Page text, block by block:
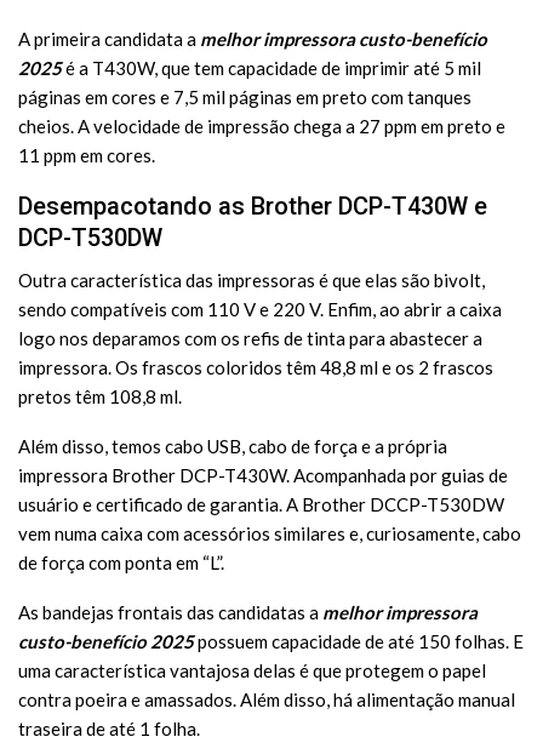
A primeira candidata a melhor impressora custo-benefício
2025é a T430W, que tem capacidade de imprimir até 5 mil
páginas em cores e 7,5 mil páginas em preto com tanques
cheios. A velocidade de impressão chega a 27 ppm em preto e
11 ppm em cores.
Desempacotando as Brother DCP-T430W e
DCP-T530DW
Outra característica das impressoras é que elas são bivolt,
sendo compatíveis com 110 V e 220 V. Enfim, ao abrir a caixa
logo nos deparamos com os refis de tinta para abastecer a
impressora. Os frascos coloridos têm 48,8 ml e os 2 frascos
pretos têm 108,8 ml.
Além disso, temos cabo USB, cabo de força e a própria
impressora Brother DCP-T430W. Acompanhada por guias de
usuário e certificado de garantia. A Brother DCCP-T530DW
vem numa caixa com acessórios similares e, curiosamente, cabo
de força com ponta em “L”.
As bandejas frontais das candidatas a melhor impressora
custo-benefício 2025possuem capacidade de até 150 folhas. E
uma característica vantajosa delas é que protegem o papel
contra poeira e amassados. Além disso, há alimentação manual
traseira de até 1 folha.